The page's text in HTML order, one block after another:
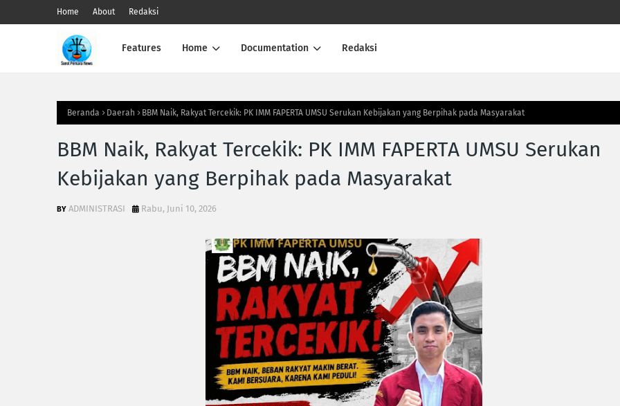
Home About Redaksi
Features Home Documentation Redaksi
Beranda Daerah BBM Naik, Rakyat Tercekik: PK IMM FAPERTA UMSU Serukan Kebijakan yang Berpihak pada Masyarakat
BBM Naik, Rakyat Tercekik: PK IMM FAPERTA UMSU Serukan
Kebijakan yang Berpihak pada Masyarakat
ADMINISTRASI Rabu, Juni 10, 2026